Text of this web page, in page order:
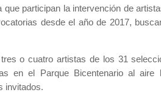
que participan la intervención de
desde el año de 2017,
o cuatro artistas de los 31
en el Parque Bicentenario al aire
invitados.